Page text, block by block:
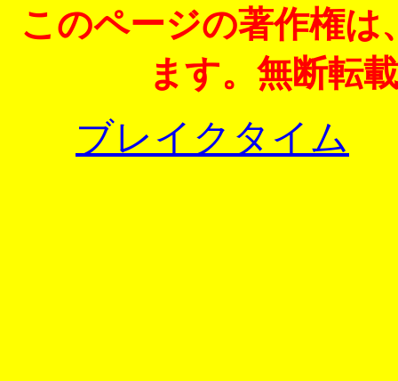
このページの著作権は
ます。無断転
ブレイクタイム